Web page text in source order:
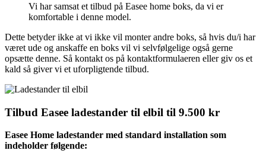
Vi har samsat et tilbud på Easee home boks, da vi er
komfortable i denne model.
Dette betyder ikke at vi ikke vil monter andre boks, så hvis du/i har
været ude og anskaffe en boks vil vi selvfølgelige også gerne
opsætte denne. Så kontakt os på kontaktformulaeren eller giv os et
kald så giver vi et uforpligtende tilbud.
Tilbud Easee ladestander til elbil til 9.500 kr
Easee Home ladestander med standard installation som
indeholder følgende: